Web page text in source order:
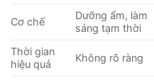
Cơ chế
Dưỡng ẩm, làm
sáng tạm thời
Thời gian
hiệu quả
Không rõ ràng